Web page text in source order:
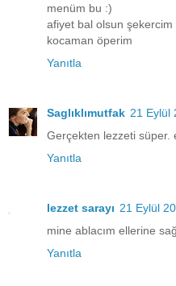
menüm bu :)
afiyet bal olsun şekercim
kocaman öperim
Yanıtla
Saglıklımutfak 21 Eylül
Gerçekten lezzeti süper.
Yanıtla
lezzet sarayı 21 Eylül
mine ablacım ellerine
Yanıtla